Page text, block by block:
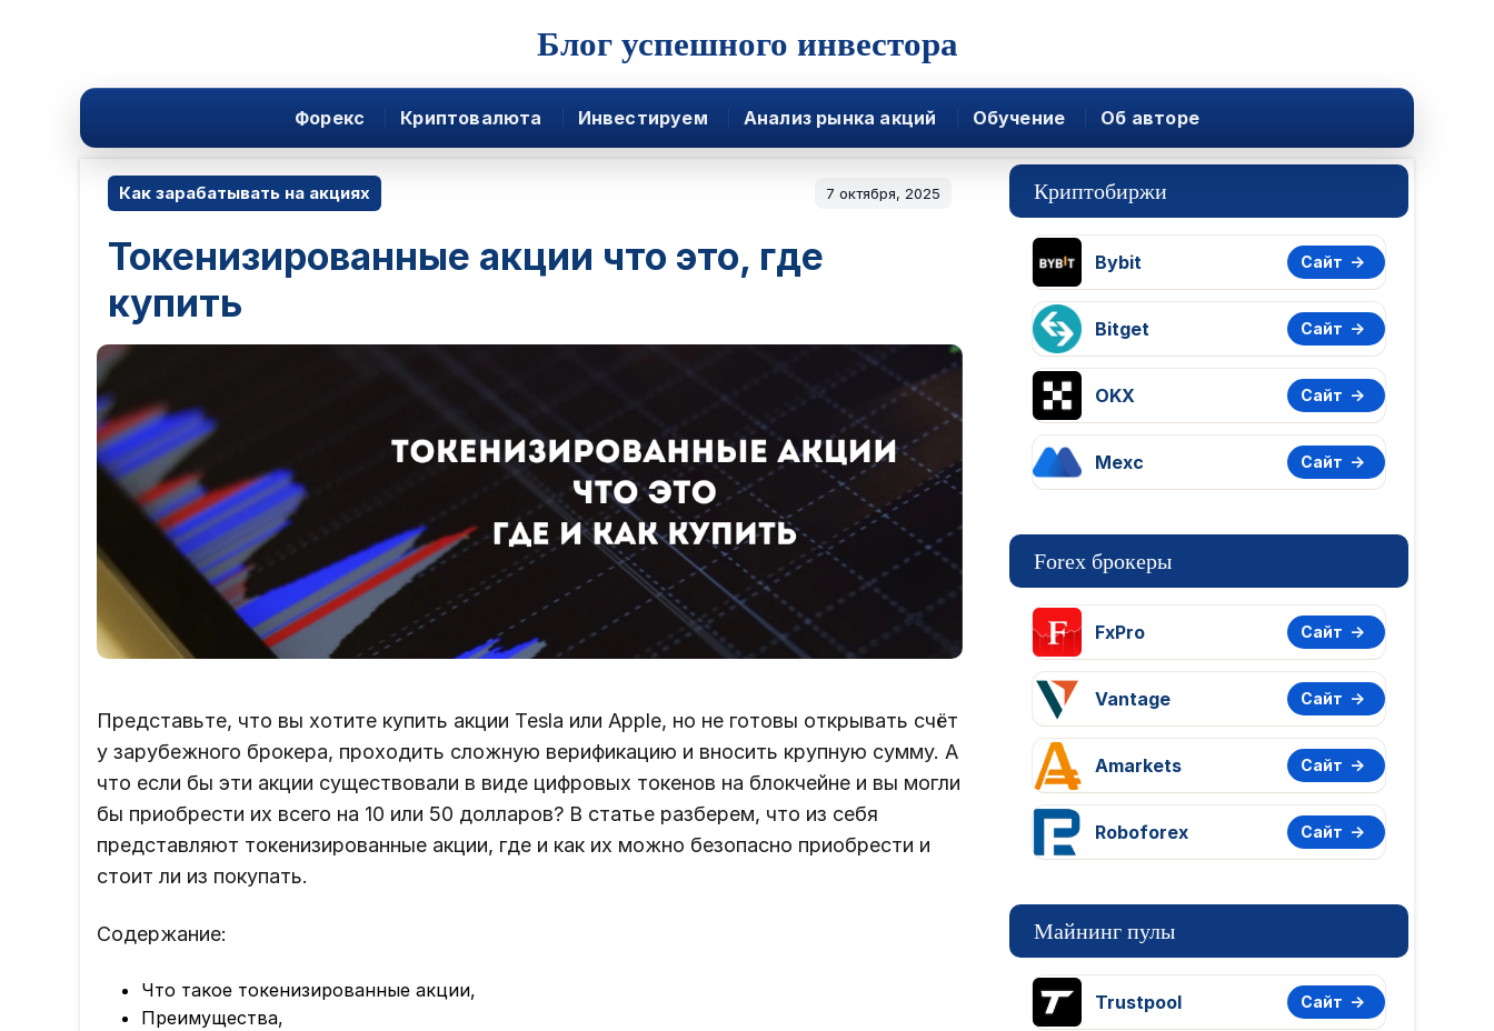
Блог успешного инвестора
Форекс Криптовалюта Инвестируем Анализ рынка акций Обучение Об авторе
Как зарабатывать на акциях 7 октября, 2025
Токенизированные акции что это, где
купить
Представьте, что вы хотите купить акции Tesla или Apple, но не готовы открывать счёт
у зарубежного брокера, проходить сложную верификацию и вносить крупную сумму. А
что если бы эти акции существовали в виде цифровых токенов на блокчейне и вы могли
бы приобрести их всего на 10 или 50 долларов? В статье разберем, что из себя
представляют токенизированные акции, где и как их можно безопасно приобрести и
стоит ли из покупать.
Содержание:
Что такое токенизированные акции,
Преимущества,
Криптобиржи
Bybit Сайт
Bitget Сайт
OKX Сайт
Mexc Сайт
Forex брокеры
FxPro Сайт
Vantage Сайт
Amarkets Сайт
Roboforex Сайт
Майнинг пулы
Trustpool Сайт